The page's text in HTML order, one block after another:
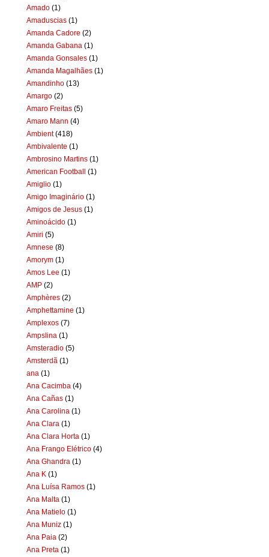
Amado (1)
Amaduscias (1)
Amanda Cadore (2)
Amanda Gabana (1)
Amanda Gonsales (1)
Amanda Magalhães (1)
Amandinho (13)
Amargo (2)
Amaro Freitas (5)
Amaro Mann (4)
Ambient (418)
Ambivalente (1)
Ambrosino Martins (1)
American Football (1)
Amiglio (1)
Amigo Imaginário (1)
Amigos de Jesus (1)
Aminoácido (1)
Amiri (5)
Amnese (8)
Amorym (1)
Amos Lee (1)
AMP (2)
Amphères (2)
Amphettamine (1)
Amplexos (7)
Ampslina (1)
Amsteradio (5)
Amsterdã (1)
ana (1)
Ana Cacimba (4)
Ana Cañas (1)
Ana Carolina (1)
Ana Clara (1)
Ana Clara Horta (1)
Ana Frango Elétrico (4)
Ana Ghandra (1)
Ana K (1)
Ana Luísa Ramos (1)
Ana Malta (1)
Ana Matielo (1)
Ana Muniz (1)
Ana Paia (2)
Ana Preta (1)